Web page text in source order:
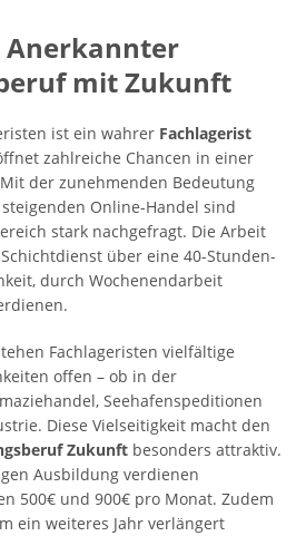
Anerkannter
mit Zukunft
ist ein wahrer Fachlagerist
zahlreiche Chancen in einer
der zunehmenden Bedeutung
Online-Handel sind
stark nachgefragt. Die Arbeit
über eine 40-Stunden-
durch Wochenendarbeit
Fachlageristen vielfältige
offen – ob in der
Seehafenspeditionen
Diese Vielseitigkeit macht den
Zukunft besonders attraktiv.
Ausbildung verdienen
500€ und 900€ pro Monat. Zudem
ein weiteres Jahr verlängert